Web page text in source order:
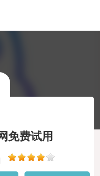
免费试用